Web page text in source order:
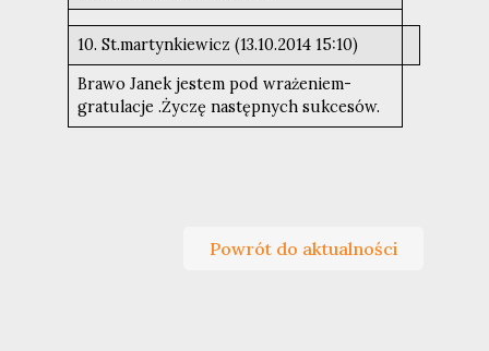
10. St.martynkiewicz (13.10.2014 15:10)
Brawo Janek jestem pod wrażeniem-
gratulacje .Życzę następnych sukcesów.
Powrót do aktualności